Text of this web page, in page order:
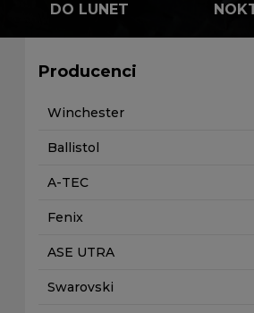
DO LUNET
Producenci
Winchester
Ballistol
A-TEC
Fenix
ASE UTRA
Swarovski